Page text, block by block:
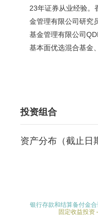
23年证券从业经验。
金管理有限公司研究
基金管理有限公司
基本面优选混合基金
投资组合
资产分布（截止日